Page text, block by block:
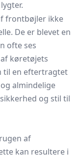
frontbøjler ikke
De er blevet en
ofte ses
køretøjets
til en eftertragtet
almindelige
og stil til
af
kan resultere i